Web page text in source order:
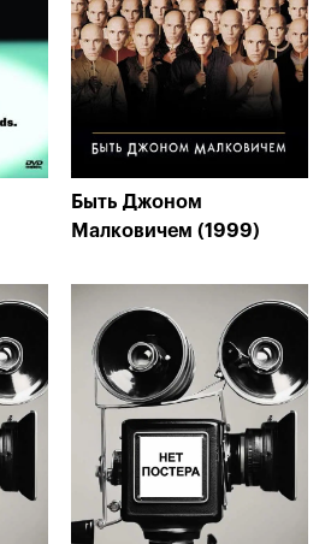
Быть Джоном
Малковичем (1999)